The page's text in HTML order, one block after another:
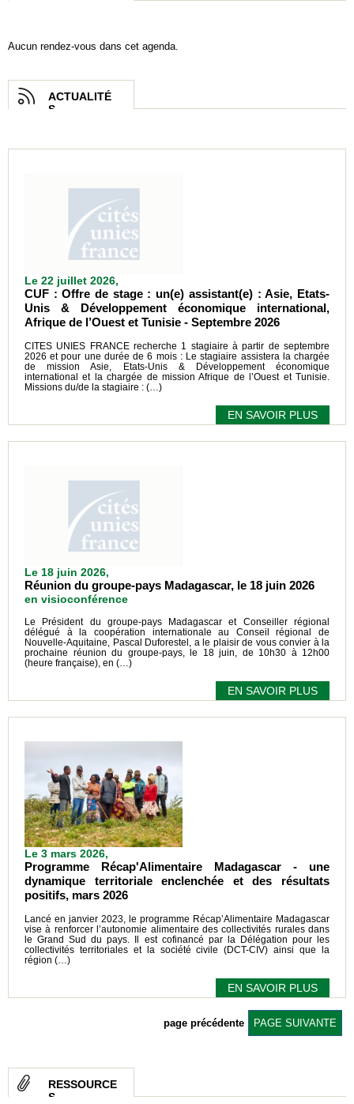
Aucun rendez-vous dans cet agenda.
ACTUALITÉ
S
Le 22 juillet 2026,
CUF : Offre de stage : un(e) assistant(e) : Asie, Etats-
Unis & Développement économique international,
Afrique de l’Ouest et Tunisie - Septembre 2026
CITES UNIES FRANCE recherche 1 stagiaire à partir de septembre
2026 et pour une durée de 6 mois : Le stagiaire assistera la chargée
de mission Asie, Etats-Unis & Développement économique
international et la chargée de mission Afrique de l’Ouest et Tunisie.
Missions du/de la stagiaire : (…)
EN SAVOIR PLUS
Le 18 juin 2026,
Réunion du groupe-pays Madagascar, le 18 juin 2026
en visioconférence
Le Président du groupe-pays Madagascar et Conseiller régional
délégué à la coopération internationale au Conseil régional de
Nouvelle-Aquitaine, Pascal Duforestel, a le plaisir de vous convier à la
prochaine réunion du groupe-pays, le 18 juin, de 10h30 à 12h00
(heure française), en (…)
EN SAVOIR PLUS
Le 3 mars 2026,
Programme Récap'Alimentaire Madagascar - une
dynamique territoriale enclenchée et des résultats
positifs, mars 2026
Lancé en janvier 2023, le programme Récap’Alimentaire Madagascar
vise à renforcer l’autonomie alimentaire des collectivités rurales dans
le Grand Sud du pays. Il est cofinancé par la Délégation pour les
collectivités territoriales et la société civile (DCT-CIV) ainsi que la
région (…)
EN SAVOIR PLUS
page précédente PAGE SUIVANTE
RESSOURCE
S